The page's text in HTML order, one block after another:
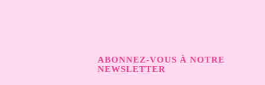
ABONNEZ-VOUS À NOTRE
NEWSLETTER